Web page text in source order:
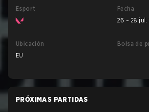
Esport
Fecha
26 – 28 jul.
Ubicación
EU
Bolsa de
PRÓXIMAS PARTIDAS